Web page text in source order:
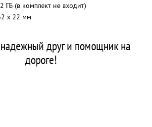
ГБ (в комплект не входит)
х 22 мм
друг и помощник на
дороге!